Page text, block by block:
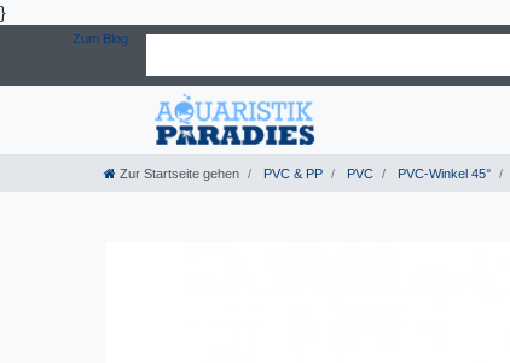
}
Zum Blog
Zur Startseite gehen PVC & PP PVC PVC-Winkel 45°